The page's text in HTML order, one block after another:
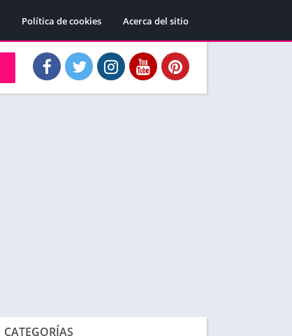
Política de cookies Acerca del sitio
CATEGORÍAS